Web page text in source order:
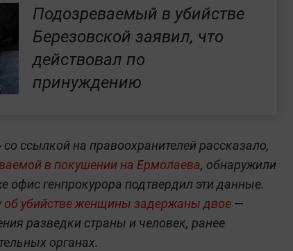
Подозреваемый в убийстве
Березовской заявил, что
действовал по
принуждению
ссылкой на правоохранителей рассказало,
в покушении на Ермолаева, обнаружили
офис генпрокурора подтвердил эти данные.
об убийстве женщины задержаны двое —
разведки страны и человек, ранее
органах.